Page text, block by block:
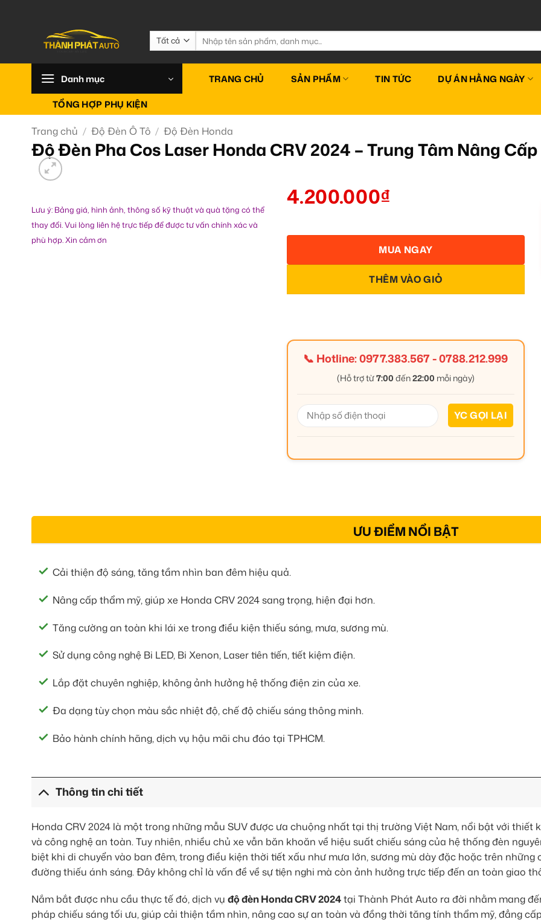
Tìm
kiếm:
Danh mục TRANG CHỦ SẢN PHẨM TIN TỨC DỰ ÁN HẰNG NGÀY
TỔNG HỢP PHỤ KIỆN
Trang chủ / Độ Đèn Ô Tô / Độ Đèn Honda
Độ Đèn Pha Cos Laser Honda CRV 2024 – Trung Tâm Nâng
Lưu ý: Bảng giá, hình ảnh, thông số kỹ thuật và quà tặng có thể
thay đổi. Vui lòng liên hệ trực tiếp để được tư vấn chính xác và
phù hợp. Xin cảm ơn
4.200.000₫
THÊM VÀO GIỎ
MUA NGAY
📞 Hotline:0977.383.567-0788.212.999
(Hỗ trợ từ7:00 đến22:00 mỗi ngày)
ƯU ĐIỂM NỔI BẬT
Cải thiện độ sáng, tăng tầm nhìn ban đêm hiệu quả.
Nâng cấp thẩm mỹ, giúp xe Honda CRV 2024 sang trọng, hiện đại hơn.
Tăng cường an toàn khi lái xe trong điều kiện thiếu sáng, mưa, sương mù.
Sử dụng công nghệ Bi LED, Bi Xenon, Laser tiên tiến, tiết kiệm điện.
Lắp đặt chuyên nghiệp, không ảnh hưởng hệ thống điện zin của xe.
Đa dạng tùy chọn màu sắc nhiệt độ, chế độ chiếu sáng thông minh.
Bảo hành chính hãng, dịch vụ hậu mãi chu đáo tại TPHCM.
Thông tin chi tiết
Honda CRV 2024 là một trong những mẫu SUV được ưa chuộng nhất tại thị trường Việt Nam, nổi bật với thiết
và công nghệ an toàn. Tuy nhiên, nhiều chủ xe vẫn băn khoăn về hiệu suất chiếu sáng của hệ thống đèn
biệt khi di chuyển vào ban đêm, trong điều kiện thời tiết xấu như mưa lớn, sương mù dày đặc hoặc trên những
đường thiếu ánh sáng. Đây không chỉ là vấn đề về sự tiện nghi mà còn ảnh hưởng trực tiếp đến an toàn giao
Nắm bắt được nhu cầu thực tế đó, dịch vụ độ đèn Honda CRV 2024tại Thành Phát Auto ra đời nhằm mang
pháp chiếu sáng tối ưu, giúp cải thiện tầm nhìn, nâng cao sự an toàn và đồng thời tăng tính thẩm mỹ, đẳng